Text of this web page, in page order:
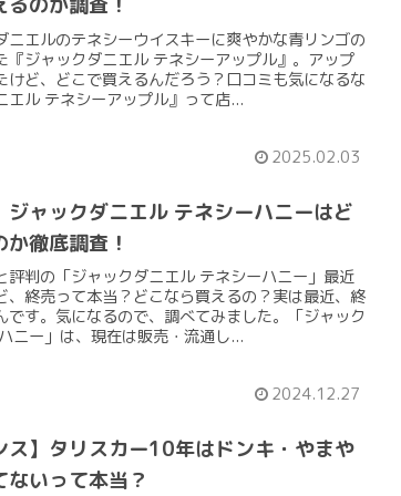
ニエルのテネシーウイスキーに爽やかな青リンゴの
『ジャックダニエル テネシーアップル』。アップ
けど、どこで買えるんだろう？口コミも気になるな
エル テネシーアップル』って店...
2025.02.03
ジャックダニエル テネシーハニーはど
徹底調査！
評判の「ジャックダニエル テネシーハニー」最近
、終売って本当？どこなら買えるの？実は最近、終
です。気になるので、調べてみました。「ジャック
ニー」は、現在は販売・流通し...
2024.12.27
ス】タリスカー10年はドンキ・やまや
いって本当？